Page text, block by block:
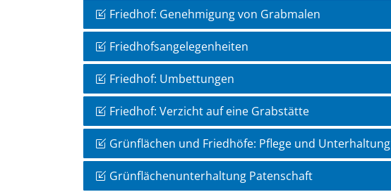
Friedhof: Genehmigung von Grabmalen
Friedhofsangelegenheiten
Friedhof: Umbettungen
Friedhof: Verzicht auf eine Grabstätte
Grünflächen und Friedhöfe: Pflege und Unterhaltung
Grünflächenunterhaltung Patenschaft